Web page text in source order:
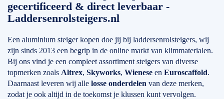
gecertificeerd & direct leverbaar -
Laddersenrolsteigers.nl
Een aluminium steiger kopen doe jij bij laddersenrolsteigers, wij
zijn sinds 2013 een begrip in de online markt van klimmaterialen.
Bij ons vind je een compleet assortiment steigers van diverse
topmerken zoals Altrex, Skyworks, Wienese en Euroscaffold.
Daarnaast leveren wij alle losse onderdelen van deze merken,
zodat je ook altijd in de toekomst je klussen kunt vervolgen.